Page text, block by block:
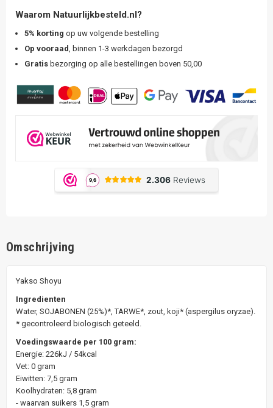
Waarom Natuurlijkbesteld.nl?
5% korting op uw volgende bestelling
Op vooraad
, binnen 1-3 werkdagen bezorgd
Gratis bezorging op alle bestellingen boven 50,00
Omschrijving
Yakso Shoyu
Ingredienten
Water, SOJABONEN (25%)*, TARWE*, zout, koji* (aspergilus oryzae).
* gecontroleerd biologisch geteeld.
Voedingswaarde per 100 gram:
Energie: 226kJ / 54kcal
Vet: 0 gram
Eiwitten: 7,5 gram
Koolhydraten: 5,8 gram
- waarvan suikers 1,5 gram